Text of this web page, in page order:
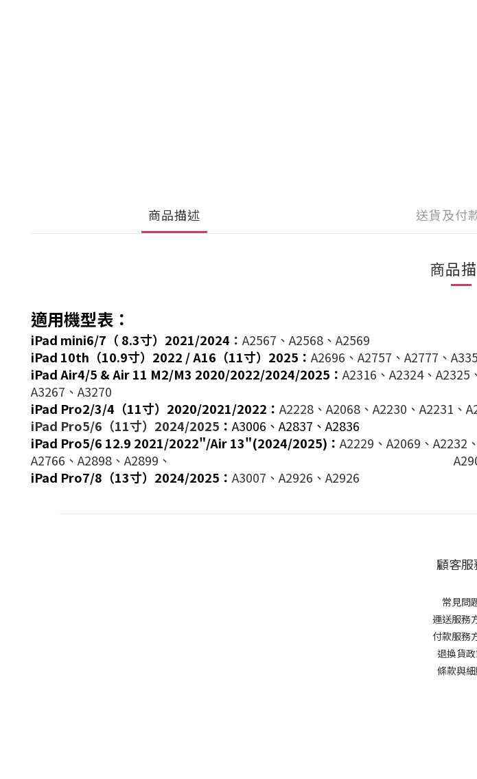
商品描述 送貨及付
商品
適用機型表：
iPad mini6/7（ 8.3寸）2021/2024 ： A2567、A2568、A2569
iPad 10th（10.9寸）2022 / A16（11寸）2025： A2696、A2757、A2777、
iPad Air4/5 & Air 11 M2/M3 2020/2022/2024/2025： A2316、A2324、A2325
A3267、A3270
iPad Pro2/3/4（11寸）2020/2021/2022： A2228、A2068、A2230、A2231、
iPad Pro5/6（11寸）2024/2025 ： A3006、A2837、A2836
iPad Pro5/6 12.9 2021/2022"/Air 13"(2024/2025)： A2229、A2069、A2232
A2766、A2898、A2899、
iPad Pro7/8（13寸）2024/2025： A3007、A2926、A2926
顧客服
常見問
運送服務
付款服務
退換貨
條款與細